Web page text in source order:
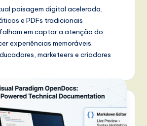
paisagem digital acelerada,
e PDFs tradicionais
em captar a atenção do
experiências memoráveis.
marketeers e criadores